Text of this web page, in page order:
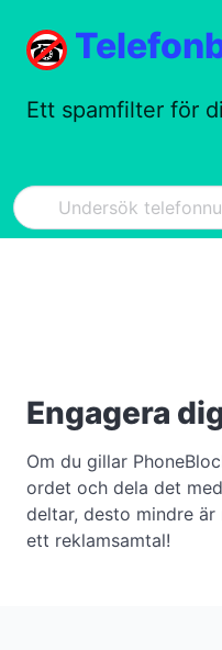
Ett spamfilter för
Engagera
Om du gillar
ordet och dela det
deltar, desto mindre
ett reklamsamtal!